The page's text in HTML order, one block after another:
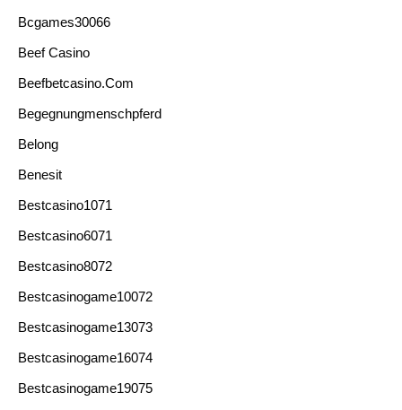
Bcgames30066
Beef Casino
Beefbetcasino.com
Begegnungmenschpferd
Belong
Benesit
Bestcasino1071
Bestcasino6071
Bestcasino8072
Bestcasinogame10072
Bestcasinogame13073
Bestcasinogame16074
Bestcasinogame19075